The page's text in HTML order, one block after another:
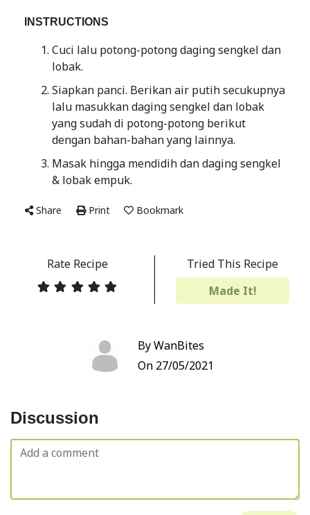
INSTRUCTIONS
Cuci lalu potong-potong daging sengkel dan
lobak.
Siapkan panci. Berikan air putih secukupnya
lalu masukkan daging sengkel dan lobak
yang sudah di potong-potong berikut
dengan bahan-bahan yang lainnya.
Masak hingga mendidih dan daging sengkel
& lobak empuk.
Share Print Bookmark
Rate Recipe
Tried This Recipe
Made It!
By WanBites
On 27/05/2021
Discussion